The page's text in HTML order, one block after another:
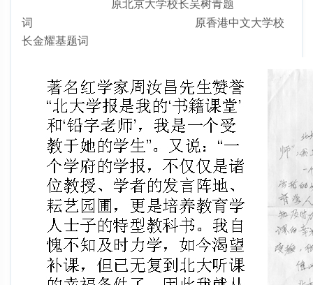
原北京大学校长吴树青题
词
原香港中文大学校
长金耀基题词